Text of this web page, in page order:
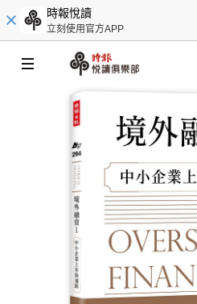
時報悅讀
立刻使用官方APP